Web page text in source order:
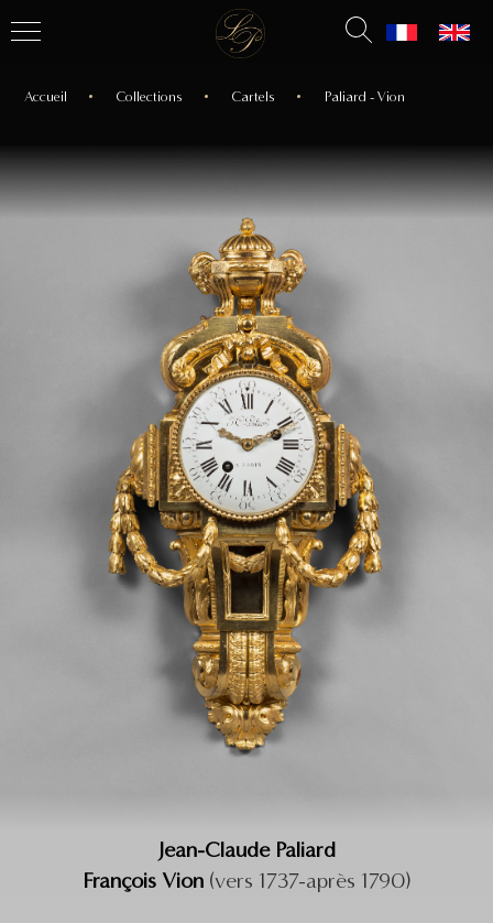
Accueil Collections Cartels Paliard - Vion
Jean-Claude Paliard
François Vion (vers 1737-après 1790)